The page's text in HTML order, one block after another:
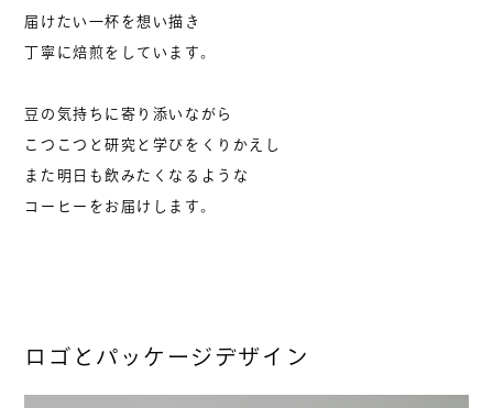
届けたい一杯を想い描き
丁寧に焙煎をしています。
豆の気持ちに寄り添いながら
こつこつと研究と学びをくりかえし
また明日も飲みたくなるような
コーヒーをお届けします。
ロゴとパッケージデザイン